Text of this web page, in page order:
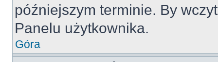
późniejszym terminie. By
Panelu użytkownika.
Góra